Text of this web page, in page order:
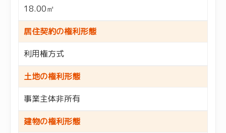
18.00㎡
居住契約の権利形態
利用権方式
土地の権利形態
事業主体非所有
建物の権利形態